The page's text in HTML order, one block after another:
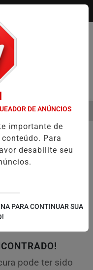
EM 2026 WELTON
MENU
pode ter sido
DE ANÚNCIOS
importante de
Para
desabilite seu
PARA CONTINUAR SUA